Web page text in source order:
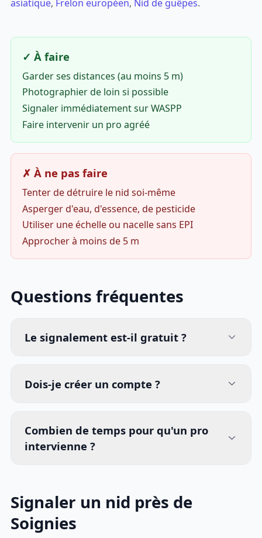
asiatique, Frelon européen, Nid de guêpes.
✓ À faire
Garder ses distances (au moins 5 m)
Photographier de loin si possible
Signaler immédiatement sur WASPP
Faire intervenir un pro agréé
✗ À ne pas faire
Tenter de détruire le nid soi-même
Asperger d'eau, d'essence, de pesticide
Utiliser une échelle ou nacelle sans EPI
Approcher à moins de 5 m
Questions fréquentes
Le signalement est-il gratuit ?
Dois-je créer un compte ?
Combien de temps pour qu'un pro
intervienne ?
Signaler un nid près de
Soignies